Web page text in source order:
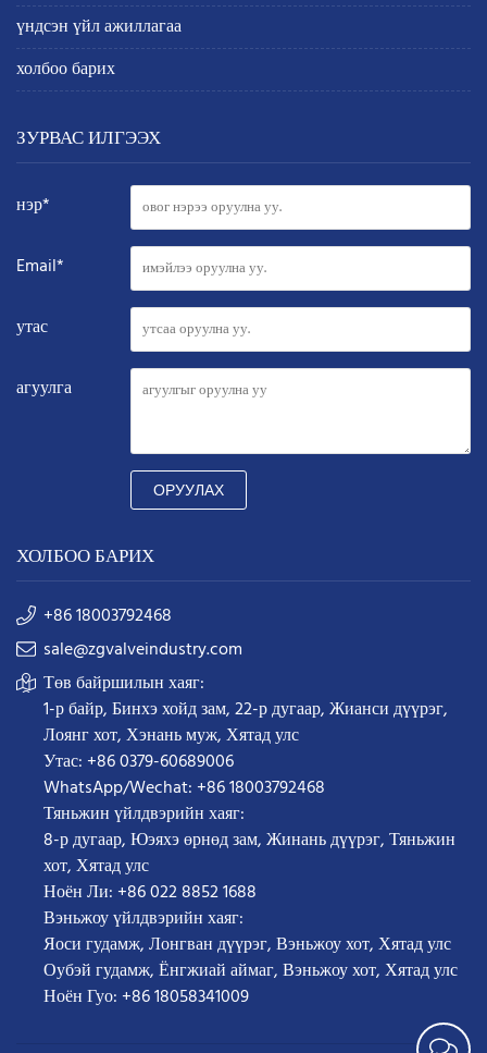
үндсэн үйл ажиллагаа
холбоо барих
ЗУРВАС ИЛГЭЭХ
нэр*
Email*
утас
агуулга
ОРУУЛАХ
ХОЛБОО БАРИХ
+86 18003792468
sale@zgvalveindustry.com
Төв байршилын хаяг:
1-р байр, Бинхэ хойд зам, 22-р дугаар, Жианси дүүрэг,
Лоянг хот, Хэнань муж, Хятад улс
Утас: +86 0379-60689006
WhatsApp/Wechat: +86 18003792468
Тяньжин үйлдвэрийн хаяг:
8-р дугаар, Юэяхэ өрнөд зам, Жинань дүүрэг, Тяньжин
хот, Хятад улс
Ноён Ли: +86 022 8852 1688
Вэньжоу үйлдвэрийн хаяг:
Яоси гудамж, Лонгван дүүрэг, Вэньжоу хот, Хятад улс
Оубэй гудамж, Ёнгжиай аймаг, Вэньжоу хот, Хятад улс
Ноён Гуо: +86 18058341009